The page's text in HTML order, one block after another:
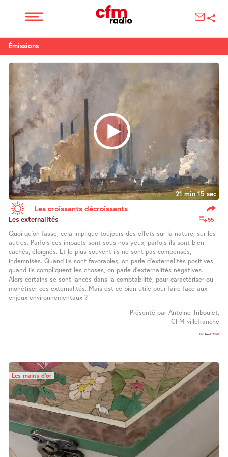
Émissions
21 min 15 sec
Les croissants décroissants
55
Les externalités
Quoi qu’on fasse, cela implique toujours des effets sur la nature, sur les
autres. Parfois ces impacts sont sous nos yeux, parfois ils sont bien
cachés, éloignés. Et le plus souvent ils ne sont pas compensés,
indemnisés. Quand ils sont favorables, on parle d’externalités positives,
quand ils compliquent les choses, on parle d’externalités négatives.
Alors certains se sont lancés dans la comptabilité, pour caractériser ou
monétiser ces externalités. Mais est-ce bien utile pour faire face aux
enjeux environnementaux ?
Présenté par Antoine Triboulet,
CFM villefranche
09 Avril 2025
Les mains d’or